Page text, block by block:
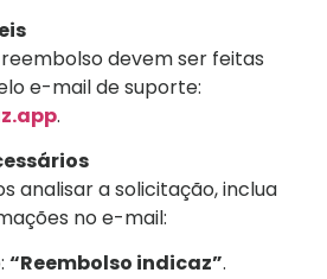
devem ser feitas
e-mail de suporte:
.
analisar a solicitação, inclua
no e-mail:
“Reembolso indicaz”.